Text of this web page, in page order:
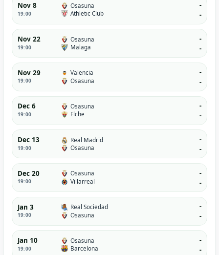
Nov 8
19:00
Osasuna
Athletic Club
-
-
Nov 22
19:00
Osasuna
Malaga
-
-
Nov 29
19:00
Valencia
Osasuna
-
-
Dec 6
19:00
Osasuna
Elche
-
-
Dec 13
19:00
Real Madrid
Osasuna
-
-
Dec 20
19:00
Osasuna
Villarreal
-
-
Jan 3
19:00
Real Sociedad
Osasuna
-
-
Jan 10
19:00
Osasuna
Barcelona
-
-